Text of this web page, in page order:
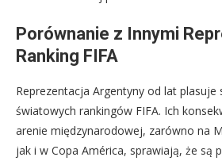
Porównanie z Innymi
Ranking FIFA
Reprezentacja Argentyny od lat plasuje
światowych rankingów FIFA. Ich
arenie międzynarodowej, zarówno na
jak i w Copa América, sprawiają, że są